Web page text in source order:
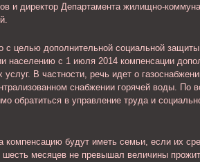
и директор Департамента жилищно-
с целью дополнительной социальной защиты
населению с 1 июля 2014 компенсации
В частности, речь идет о
снабжении горячей воды. По
обратиться в управление труда и
компенсацию будут иметь семьи, если их
месяцев не превышал величины